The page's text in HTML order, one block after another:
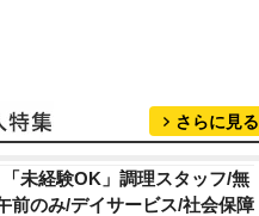
さらに見る
「未経験OK」調理スタッフ/無
前のみ/デイサービス/社会保障